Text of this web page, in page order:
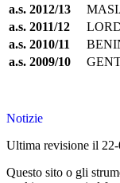
a.s. 2012/13
a.s. 2011/12
a.s. 2010/11
a.s. 2009/10
Notizie
Ultima revisione il 22-
Questo sito o gli